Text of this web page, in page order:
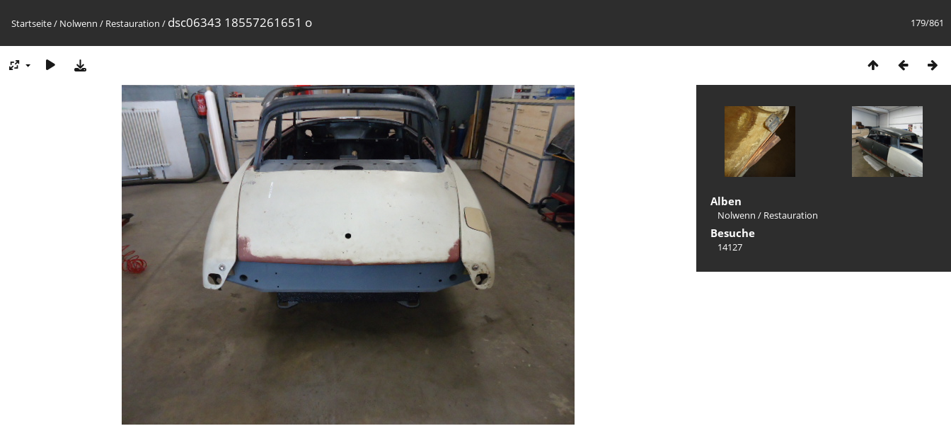
179/861
Startseite/ Nolwenn / Restauration / dsc06343 18557261651 o
Alben
Nolwenn / Restauration
Besuche
14127